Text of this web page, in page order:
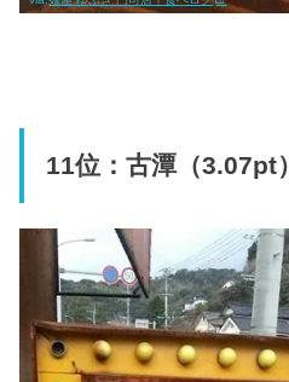
11位：古潭（3.07pt）